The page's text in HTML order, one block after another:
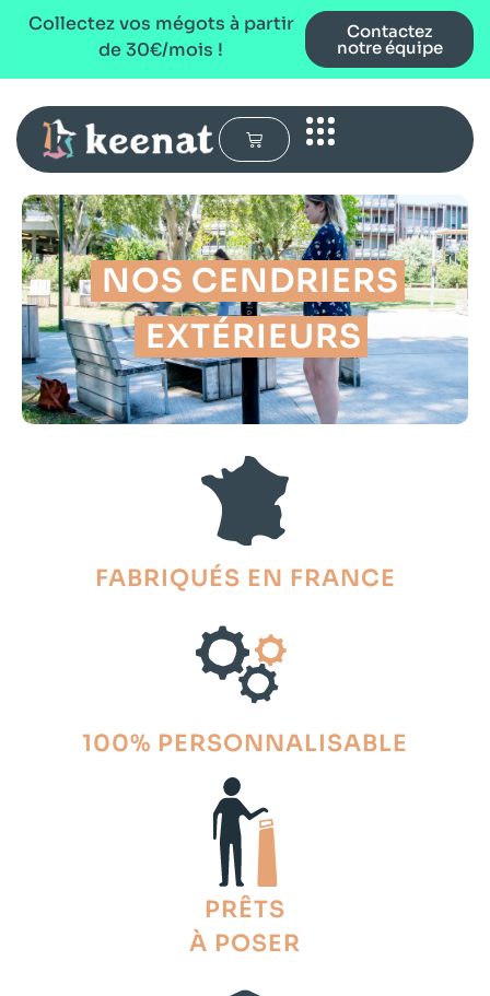
Collectez vos mégots à partir
de 30€/mois !
Contactez
notre équipe
NOS CENDRIERS
EXTÉRIEURS
FABRIQUÉS EN FRANCE
100% PERSONNALISABLE
PRÊTS
À POSER